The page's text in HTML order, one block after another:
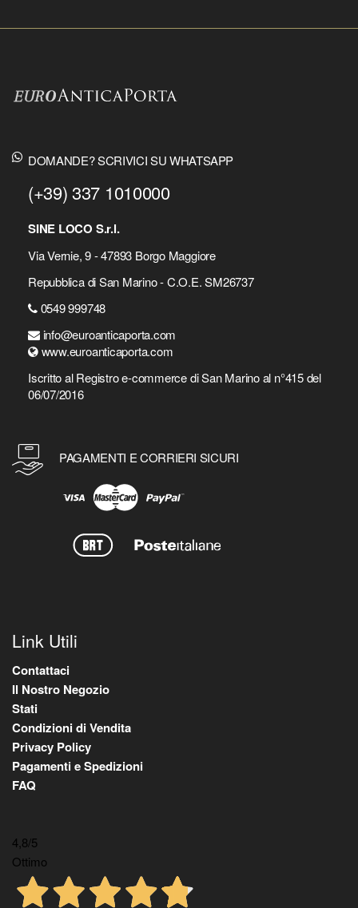
DOMANDE? SCRIVICI SU WHATSAPP
(+39) 337 1010000
SINE LOCO S.r.l.
Via Vernie, 9 - 47893 Borgo Maggiore
Repubblica di San Marino - C.O.E. SM26737
0549 999748
info@euroanticaporta.com
www.euroanticaporta.com
Iscritto al Registro e-commerce di San Marino al n°415 del
06/07/2016
PAGAMENTI E CORRIERI SICURI
Link Utili
Contattaci
Il Nostro Negozio
Stati
Condizioni di Vendita
Privacy Policy
Pagamenti e Spedizioni
FAQ
4,8/5
Ottimo